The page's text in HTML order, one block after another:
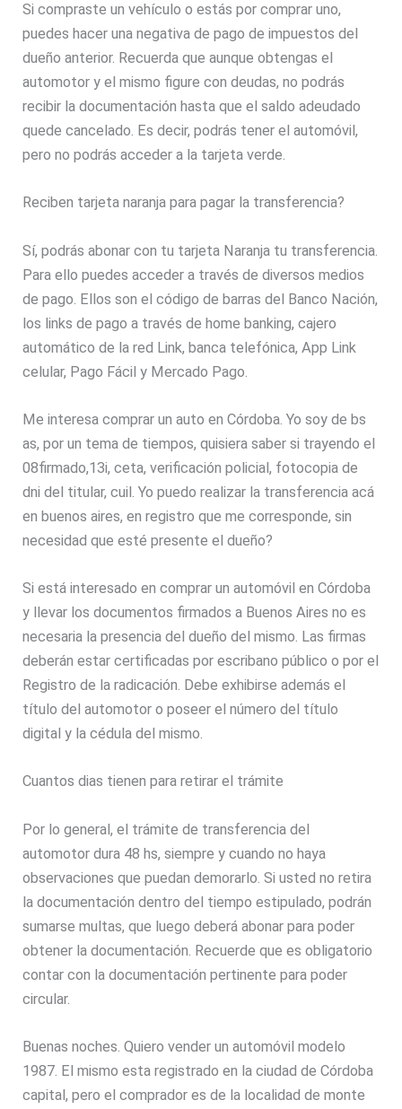
Si compraste un vehículo o estás por comprar uno,
puedes hacer una negativa de pago de impuestos del
dueño anterior. Recuerda que aunque obtengas el
automotor y el mismo figure con deudas, no podrás
recibir la documentación hasta que el saldo adeudado
quede cancelado. Es decir, podrás tener el automóvil,
pero no podrás acceder a la tarjeta verde.
Reciben tarjeta naranja para pagar la transferencia?
Sí, podrás abonar con tu tarjeta Naranja tu transferencia.
Para ello puedes acceder a través de diversos medios
de pago. Ellos son el código de barras del Banco Nación,
los links de pago a través de home banking, cajero
automático de la red Link, banca telefónica, App Link
celular, Pago Fácil y Mercado Pago.
Me interesa comprar un auto en Córdoba. Yo soy de bs
as, por un tema de tiempos, quisiera saber si trayendo el
08firmado,13i, ceta, verificación policial, fotocopia de
dni del titular, cuil. Yo puedo realizar la transferencia acá
en buenos aires, en registro que me corresponde, sin
necesidad que esté presente el dueño?
Si está interesado en comprar un automóvil en Córdoba
y llevar los documentos firmados a Buenos Aires no es
necesaria la presencia del dueño del mismo. Las firmas
deberán estar certificadas por escribano público o por el
Registro de la radicación. Debe exhibirse además el
título del automotor o poseer el número del título
digital y la cédula del mismo.
Cuantos dias tienen para retirar el trámite
Por lo general, el trámite de transferencia del
automotor dura 48 hs, siempre y cuando no haya
observaciones que puedan demorarlo. Si usted no retira
la documentación dentro del tiempo estipulado, podrán
sumarse multas, que luego deberá abonar para poder
obtener la documentación. Recuerde que es obligatorio
contar con la documentación pertinente para poder
circular.
Buenas noches. Quiero vender un automóvil modelo
1987. El mismo esta registrado en la ciudad de Córdoba
capital, pero el comprador es de la localidad de monte